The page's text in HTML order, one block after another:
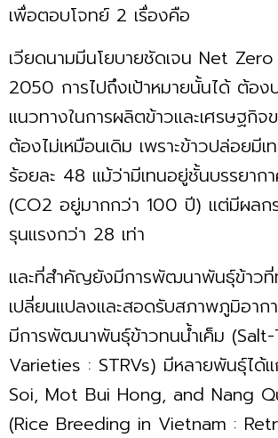
เพื่อตอบโจทย์ 2 เรื่องคือ
เวียดนามมีนโยบายชัดเจน Net
2050 การไปถึงเป้าหมายนั้นได้ ต้อง
แนวทางในการผลิตข้าวและเศรษฐกิจ
ต้องไม่เหมือนเดิม เพราะข้าวปล่อยมี
ร้อยละ 48 แม้ว่ามีเทนอยู่ชั้นบรรยาก
(CO2 อยู่มากกว่า 100 ปี) แต่มีผลก
รุนแรงกว่า 28 เท่า
และที่สำคัญยังมีการพัฒนาพันธุ์ข้าวที่
เปลี่ยนแปลงและสอดรับสภาพภูมิอาก
มีการพัฒนาพันธุ์ข้าวทนน้ำเค็ม
Varieties : STRVs) มีหลายพันธุ์ไ
Soi, Mot Bui Hong, and Nang
(Rice Breeding in Vietnam :